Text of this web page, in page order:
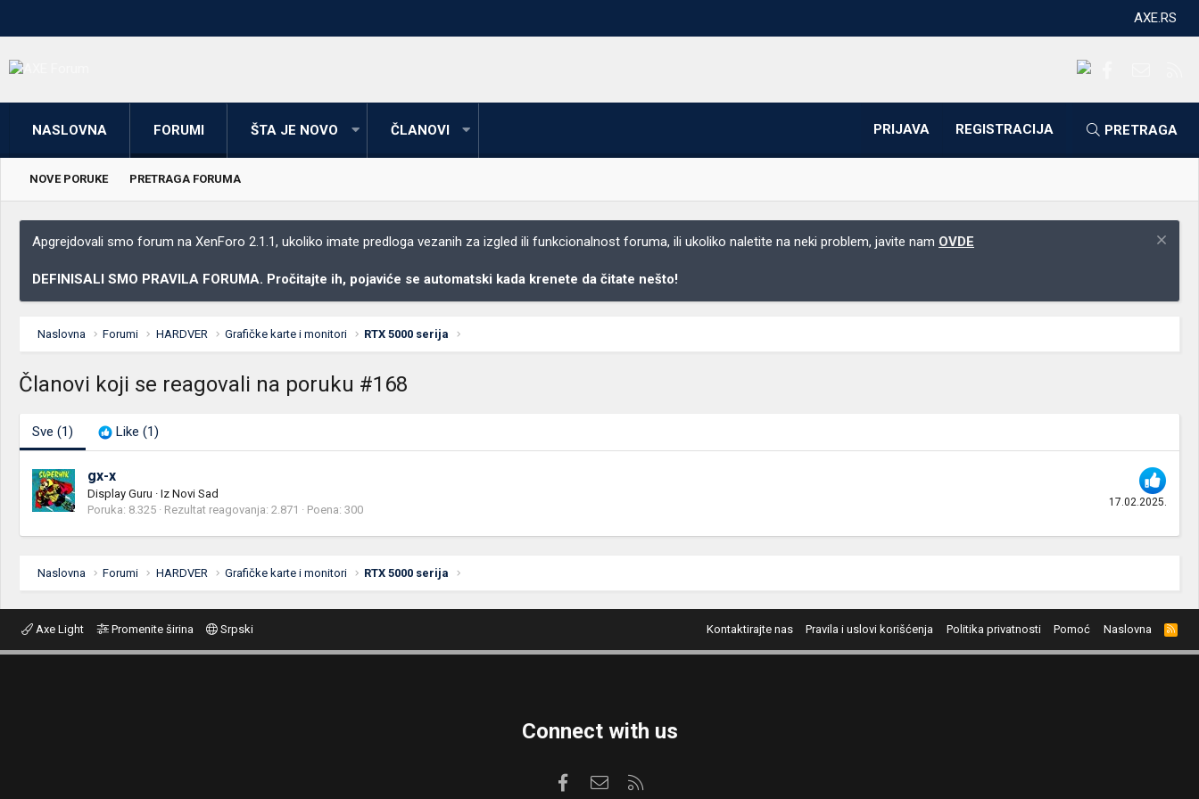
AXE.RS
NASLOVNA FORUMI ŠTA JE NOVO ČLANOVI PRIJAVA REGISTRACIJA PRETRAGA
NOVE PORUKE PRETRAGA FORUMA
Apgrejdovali smo forum na XenForo 2.1.1, ukoliko imate predloga vezanih za izgled ili funkcionalnost foruma, ili ukoliko naletite na neki problem, javite nam OVDE
DEFINISALI SMO PRAVILA FORUMA. Pročitajte ih, pojaviće se automatski kada krenete da čitate nešto!
Naslovna Forumi HARDVER Grafičke karte i monitori RTX 5000 serija
Članovi koji se reagovali na poruku #168
Sve (1) Like (1)
17.02.2025.
gx-x
Display Guru · Iz Novi Sad
Poruka 8.325 Rezultat reagovanja 2.871 Poena 300
Naslovna Forumi HARDVER Grafičke karte i monitori RTX 5000 serija
Axe Light Promenite širina Srpski Kontaktirajte nas Pravila i uslovi korišćenja Politika privatnosti Pomoć Naslovna
R
S
S
Connect with us
FacebookKontaktirajte nas